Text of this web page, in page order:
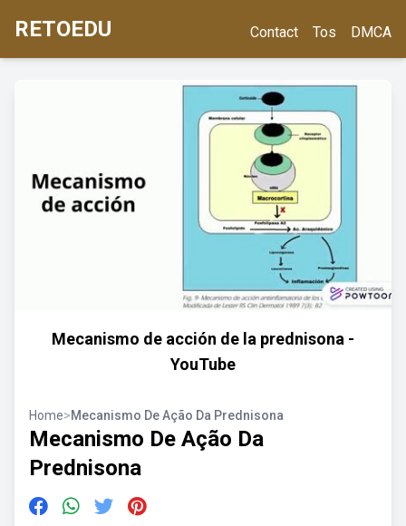
RETOEDU Contact Tos DMCA
Mecanismo de acción de la prednisona -
YouTube
Home>Mecanismo De Ação Da Prednisona
Mecanismo De Ação Da
Prednisona